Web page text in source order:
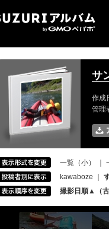
サ
作成
管理
一覧（小）
kawaboze
撮影日順▲（